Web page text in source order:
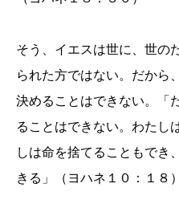
そう、イエスは世に、世の
られた方ではない。だから
決めることはできない。「
ることはできない。わたし
しは命を捨てることもでき
きる」（ヨハネ１０：１８）